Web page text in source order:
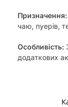
Призначення:
чаю, пуерів,
Особливість:
додаткових